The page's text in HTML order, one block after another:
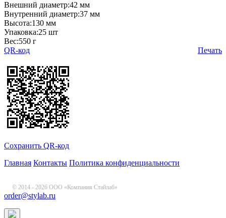
Внешний диаметр:42 мм
Внутренний диаметр:37 мм
Высота:130 мм
Упаковка:25 шт
Вес:550 г
Печать
QR-код
Сохранить QR-код
Главная Контакты Политика конфиденциальности
© 2014 - 2026 ООО «Компания Стайлаб»
order@stylab.ru